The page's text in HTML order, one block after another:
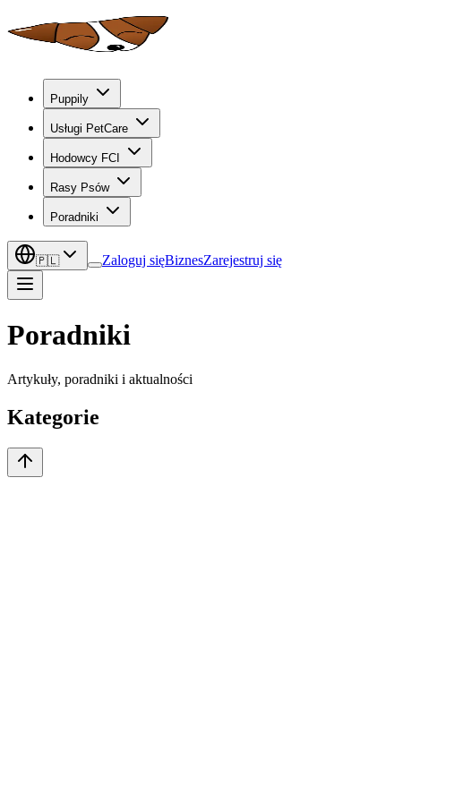
Puppily
Usługi PetCare
Hodowcy FCI
Rasy Psów
Poradniki
🇵🇱 Zaloguj sięBiznesZarejestruj się
Poradniki
Artykuły, poradniki i aktualności
Kategorie